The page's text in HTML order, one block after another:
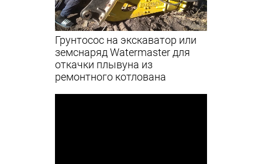
Грунтосос на экскаватор или
земснаряд Watermaster для
откачки плывуна из
ремонтного котлована